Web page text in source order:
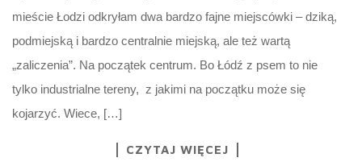
mieście Łodzi odkryłam dwa bardzo fajne miejscówki – dziką,
podmiejską i bardzo centralnie miejską, ale też wartą
„zaliczenia”. Na początek centrum. Bo Łódź z psem to nie
tylko industrialne tereny, z jakimi na początku może się
kojarzyć. Wiece, […]
CZYTAJ WIĘCEJ